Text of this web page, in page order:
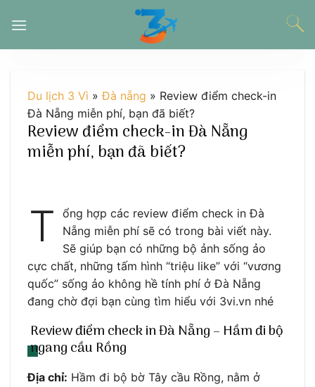
đến
Du lịch 3 Vì »Đà nẵng » Review điểm check-in
Đà Nẵng miễn phí, bạn đã biết?
Review điểm check-in Đà Nẵng
miễn phí, bạn đã biết?
T
ổng hợp các review điểm check in Đà
Nẵng miễn phí sẽ có trong bài viết này.
Sẽ giúp bạn có những bộ ảnh sống ảo
cực chất, những tấm hình “triệu like” với “vương
quốc” sống ảo không hề tính phí ở Đà Nẵng
đang chờ đợi bạn cùng tìm hiểu với 3vi.vn nhé
Review điểm check in Đà Nẵng – Hầm đi bộ
ngang cầu Rồng
Địa chỉ: Hầm đi bộ bờ Tây cầu Rồng, nằm ở